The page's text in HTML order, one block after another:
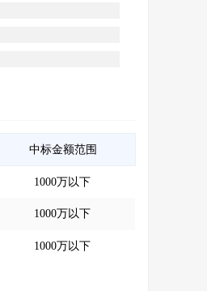
中标金额范围
1000万以下
1000万以下
1000万以下